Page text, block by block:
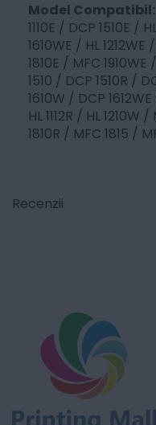
1110E / DCP 1510E /
1610WE / HL 1212WE
1810E / MFC 1910WE
1510 / DCP 1510R /
1610W / DCP 1612WE
HL 1112R / HL 1210W
1810R / MFC 1815 /
Recenzii